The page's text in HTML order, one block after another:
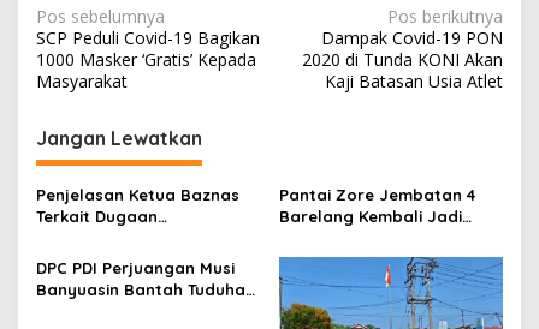
N
a
v
i
g
a
s
i
p
Pos sebelumnya
SCP Peduli Covid-19 Bagikan
1000 Masker ‘Gratis’ Kepada
Masyarakat
Pos berikutnya
Dampak Covid-19 PON
2020 di Tunda KONI Akan
Kaji Batasan Usia Atlet
Jangan Lewatkan
Penjelasan Ketua Baznas
Terkait Dugaan
Kabupaten Lahat Itu Tidak
Benar
Pantai Zore Jembatan 4
Barelang Kembali Jadi
Jalur Keluar Masuk Barang
Tanpa Dokumen
Kepabeanan, Nama
Berinisial WL Disebut, Bea
DPC PDI Perjuangan Musi
Banyuasin Bantah Tuduhan